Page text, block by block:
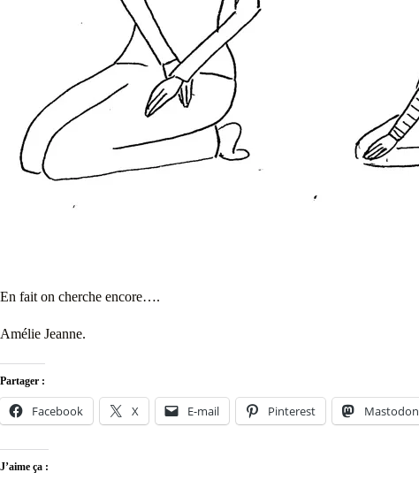
En fait on cherche encore….
Amélie Jeanne.
Partager :
Facebook X E-mail Pinterest Mastodon
J’aime ça :